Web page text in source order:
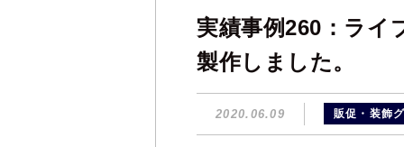
実績事例260：ライ
製作しました。
2020.06.09 販促・装飾